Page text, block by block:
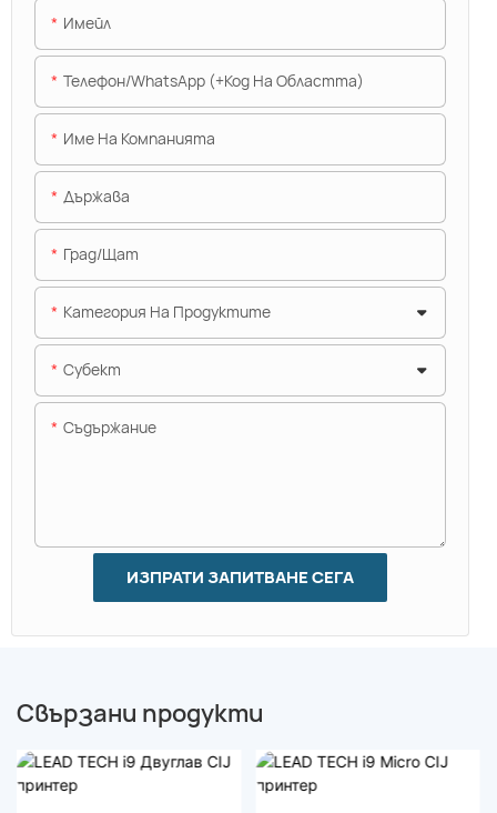
Имейл
Телефон/WhatsApp (+Код На Областта)
Име На Компанията
Държава
Град/щат
Категория На Продуктите
Субект
Съдържание
ИЗПРАТИ ЗАПИТВАНЕ СЕГА
Свързани продукти